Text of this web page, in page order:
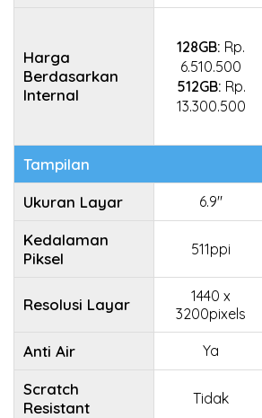
Harga
Berdasarkan
Internal
128GB: Rp.
6.510.500
512GB: Rp.
13.300.500
Tampilan
Ukuran Layar
6.9"
Kedalaman
Piksel
511ppi
Resolusi Layar
1440 x
3200pixels
Anti Air Ya
Scratch
Resistant
Tidak